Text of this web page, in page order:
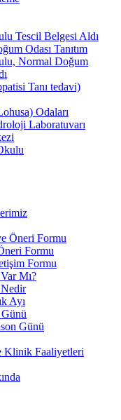
Tescil Belgesi Aldı
Odası Tanıtım
Normal Doğum
Tanı tedavi)
Odaları
Laboratuvarı
Öneri Formu
Formu
Formu
Mı?
Nedir
Ayı
Günü
Klinik Faaliyetleri